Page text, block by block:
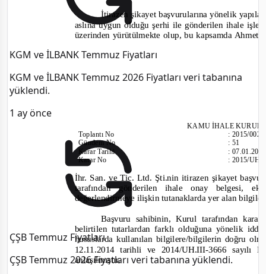
KGM ve İLBANK Temmuz Fiyatları
KGM ve İLBANK Temmuz 2026 Fiyatları veri tabanına
yüklendi.
1 ay önce
ÇŞB Temmuz Fiyatları
ÇŞB Temmuz 2026 Fiyatları veri tabanına yüklendi.
İtirazen şikayet başvurularına yönelik
aslına uygun olduğu şerhi ile gönderilen ihale
üzerinden yürütülmekte olup, bu kapsamda Ahmet
KAMU İHALE
Toplantı No
Gündem No
Karar Tarihi
Karar No
:2015/002
:51
:
:2015/
İhr. San. ve Tic. Ltd. Şti.nin itirazen şikayet
tarafından gönderilen ihale onay belgesi,
değerlendirmeye ilişkin tutanaklarda yer alan bilgiler
Başvuru sahibinin, Kurul tarafından
belirtilen tutarlardan farklı olduğuna yönelik
hususlarda kullanılan bilgilere/bilgilerin doğru
12.11.2014 tarihli ve 2014/UH.III-3666 sayılı
anlaşılmıştır.